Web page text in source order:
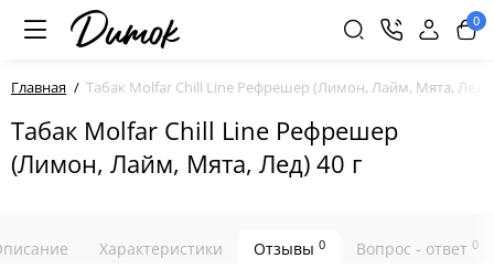
0
Главная Табак Molfar Chill Line Рефрешер (Лимон, Лайм, Мята, Лед)
Табак Molfar Chill Line Рефрешер
(Лимон, Лайм, Мята, Лед) 40 г
Характеристики Отзывы 0 Вопрос - ответ 0